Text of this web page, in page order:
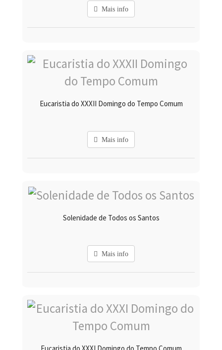
Mais info
Eucaristia do XXXII Domingo do Tempo Comum
Mais info
Solenidade de Todos os Santos
Mais info